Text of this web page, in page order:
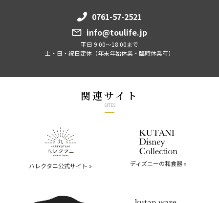
0761-57-2521
info@toulife.jp
平日 9:00～18:00まで
土・日・祝日定休（年末年始休業・臨時休業有）
関連サイト
SITES
ハレクタニ公式サイト » ディズニーの和食器 »